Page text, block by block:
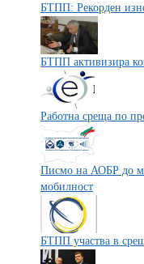
БТПП: Рекорден
БТПП активизира
Работна среща по
Писмо на АОБР до
мобилност
БТПП участва в